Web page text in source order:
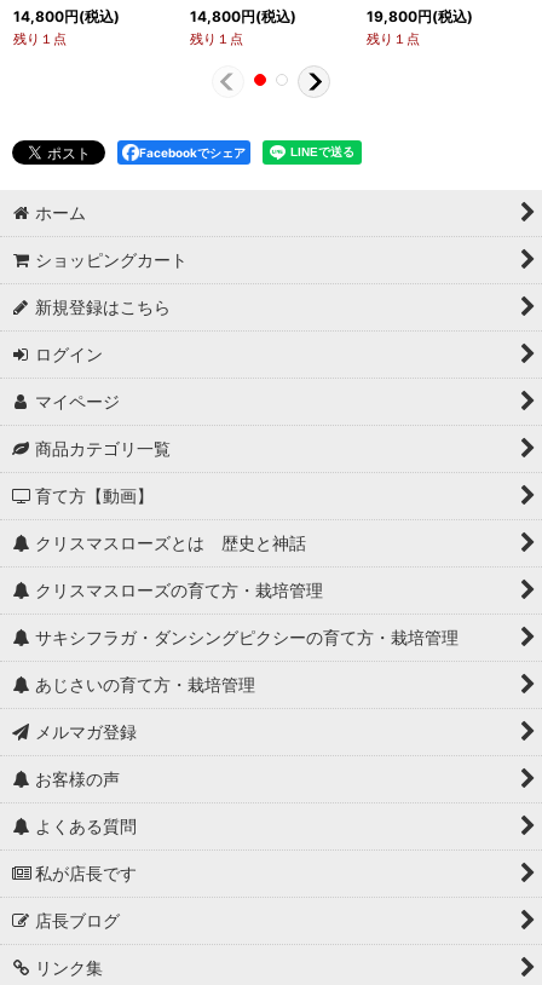
14,800円(税込)
残り１点
14,800円(税込)
残り１点
19,800円(税込)
残り１点
Facebookでシェア
ホーム
ショッピングカート
新規登録はこちら
ログイン
マイページ
商品カテゴリ一覧
育て方【動画】
クリスマスローズとは 歴史と神話
クリスマスローズの育て方・栽培管理
サキシフラガ・ダンシングピクシーの育て方・栽培管理
あじさいの育て方・栽培管理
メルマガ登録
お客様の声
よくある質問
私が店長です
店長ブログ
リンク集